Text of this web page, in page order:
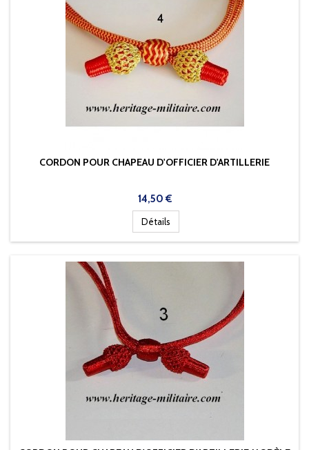
CORDON POUR CHAPEAU D'OFFICIER D'ARTILLERIE
Prix
14,50 €
Détails